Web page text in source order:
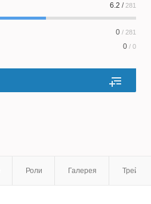
6.2 / 281
0 / 281
0 / 0
Роли Галерея